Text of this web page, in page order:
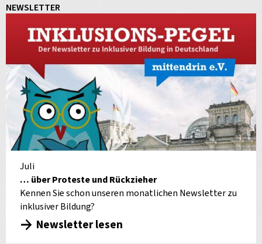
NEWSLETTER
Juli
… über Proteste und Rückzieher
Kennen Sie schon unseren monatlichen Newsletter zu
inklusiver Bildung?
Newsletter lesen